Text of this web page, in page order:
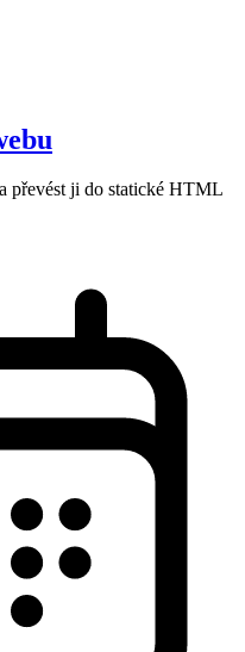
převést ji do statické HTML